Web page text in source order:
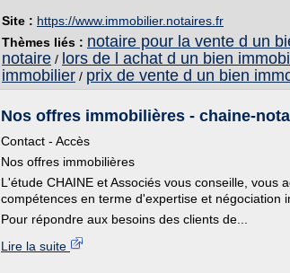
Site : https://www.immobilier.notaires.fr
Thèmes liés : notaire pour la vente d un
notaire / lors de l achat d un bien
immobilier / prix de vente d un bien
Nos offres immobilières - chaine-
Contact - Accès
Nos offres immobilières
L'étude CHAINE et Associés vous conseille, vous
compétences en terme d'expertise et négociation
Pour répondre aux besoins des clients de...
Lire la suite